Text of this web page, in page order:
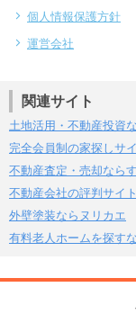
個人情報保護方針
運営会社
関連サイト
土地活用・不動産投資
完全会員制の家探しサ
不動産査定・売却なら
不動産会社の評判サイ
外壁塗装ならヌリカエ
有料老人ホームを探す